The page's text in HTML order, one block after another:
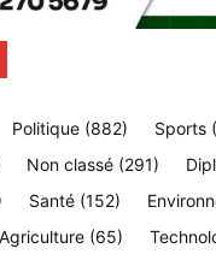
Politique (882) Sports
Non classé (291)
Santé (152)
Agriculture (65)